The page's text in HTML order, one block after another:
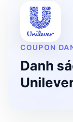
COUPON
Danh